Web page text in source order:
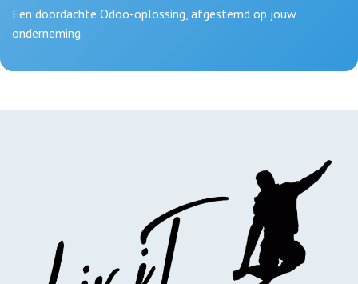
Een doordachte Odoo-oplossing, afgestemd op jouw
onderneming.